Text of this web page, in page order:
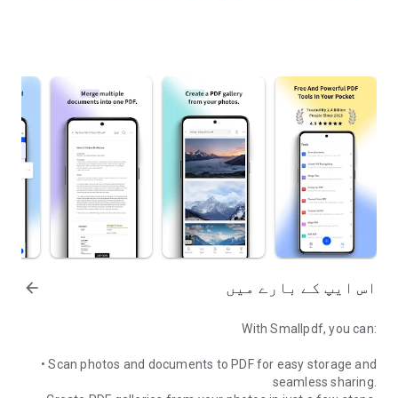
اس ایپ کے بارے میں arrow_forward
With Smallpdf, you can:
• Scan photos and documents to PDF for easy storage and
seamless sharing.